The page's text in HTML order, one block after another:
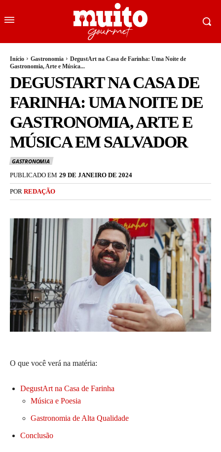
Início Gastronomia
DegustArt na Casa de Farinha: Uma Noite de
Gastronomia, Arte e Música...
DEGUSTART NA CASA DE
FARINHA: UMA NOITE DE
GASTRONOMIA, ARTE E
MÚSICA EM SALVADOR
GASTRONOMIA
PUBLICADO EM 29 DE JANEIRO DE 2024
POR REDAÇÃO
O que você verá na matéria:
DegustArt na Casa de Farinha
Música e Poesia
Gastronomia de Alta Qualidade
Conclusão